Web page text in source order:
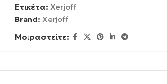
Ετικέτα: Xerjoff
Brand: Xerjoff
Μοιραστείτε: